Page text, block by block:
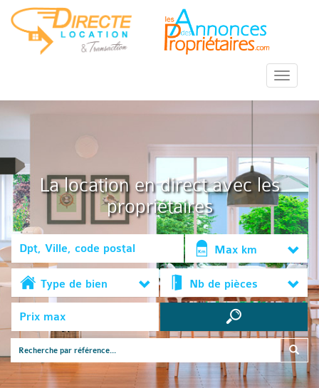
::Menu::
La location en direct avec les
propriétaires
Max km
Type de bien Nb de pièces